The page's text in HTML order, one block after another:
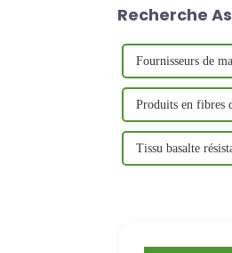
Recherche
Fournisseurs de
Produits en fibres
Tissu basalte